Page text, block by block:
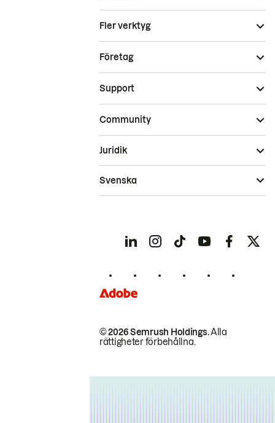
Fler verktyg
Företag
Support
Community
© 2026 Semrush Holdings.Alla
rättigheter förbehållna.
Juridik
Svenska